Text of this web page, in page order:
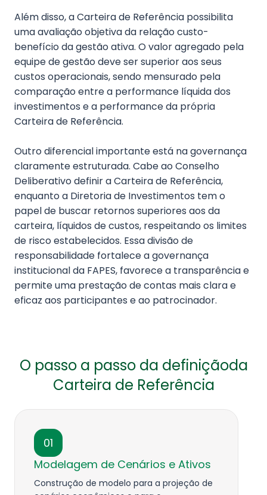
Além disso, a Carteira de Referência possibilita
uma avaliação objetiva da relação custo-
benefício da gestão ativa. O valor agregado pela
equipe de gestão deve ser superior aos seus
custos operacionais, sendo mensurado pela
comparação entre a performance líquida dos
investimentos e a performance da própria
Carteira de Referência.
Outro diferencial importante está na governança
claramente estruturada. Cabe ao Conselho
Deliberativo definir a Carteira de Referência,
enquanto a Diretoria de Investimentos tem o
papel de buscar retornos superiores aos da
carteira, líquidos de custos, respeitando os limites
de risco estabelecidos. Essa divisão de
responsabilidade fortalece a governança
institucional da FAPES, favorece a transparência e
permite uma prestação de contas mais clara e
eficaz aos participantes e ao patrocinador.
O passo a passo da definiçãoda
Carteira de Referência
01
Modelagem de Cenários e Ativos
Construção de modelo para a projeção de